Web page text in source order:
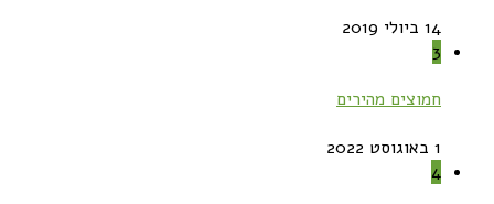
14 ביולי 2019
3
חמוצים מהירים
1 באוגוסט 2022
4